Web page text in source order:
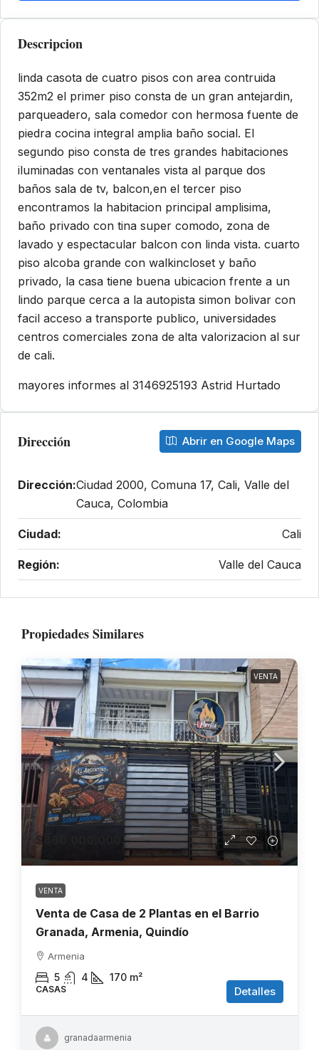
Descripcion
linda casota de cuatro pisos con area contruida
352m2 el primer piso consta de un gran antejardin,
parqueadero, sala comedor con hermosa fuente de
piedra cocina integral amplia baño social. El
segundo piso consta de tres grandes habitaciones
iluminadas con ventanales vista al parque dos
baños sala de tv, balcon,en el tercer piso
encontramos la habitacion principal amplisima,
baño privado con tina super comodo, zona de
lavado y espectacular balcon con linda vista. cuarto
piso alcoba grande con walkincloset y baño
privado, la casa tiene buena ubicacion frente a un
lindo parque cerca a la autopista simon bolivar con
facil acceso a transporte publico, universidades
centros comerciales zona de alta valorizacion al sur
de cali.
mayores informes al 3146925193 Astrid Hurtado
Dirección Abrir en Google Maps
Dirección:Ciudad 2000, Comuna 17, Cali, Valle del
Cauca, Colombia
Ciudad: Cali
Región: Valle del Cauca
Propiedades Similares
VENTA
$680.000.000
VENTA
Venta de Casa de 2 Plantas en el Barrio
Granada, Armenia, Quindío
Armenia
5 4 170 m²
CASAS Detalles
granadaarmenia